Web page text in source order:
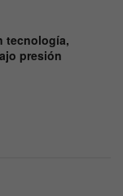
tecnología,
presión